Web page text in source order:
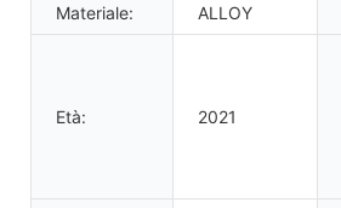
Materiale: ALLOY
Età: 2021